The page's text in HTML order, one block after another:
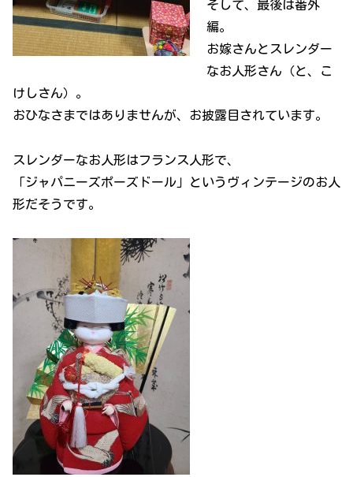
そして、最後は番外
編。
お嫁さんとスレンダー
なお人形さん（と、こ
けしさん）。
おひなさまではありませんが、お披露目されています。
スレンダーなお人形はフランス人形で、
「ジャパニーズポーズドール」というヴィンテージのお人
形だそうです。